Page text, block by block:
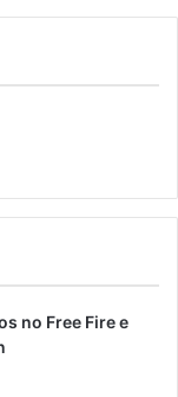
no Free Fire e